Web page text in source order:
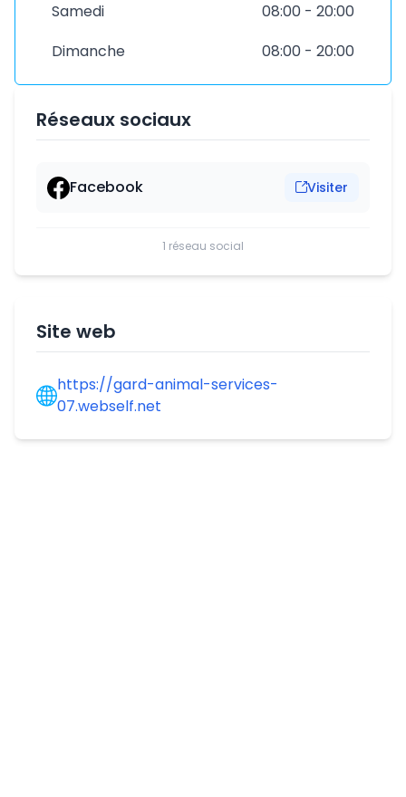
Samedi
08:00 - 20:00
Dimanche
08:00 - 20:00
Réseaux sociaux
Facebook Visiter
1 réseau social
Site web
https://gard-animal-services-
07.webself.net